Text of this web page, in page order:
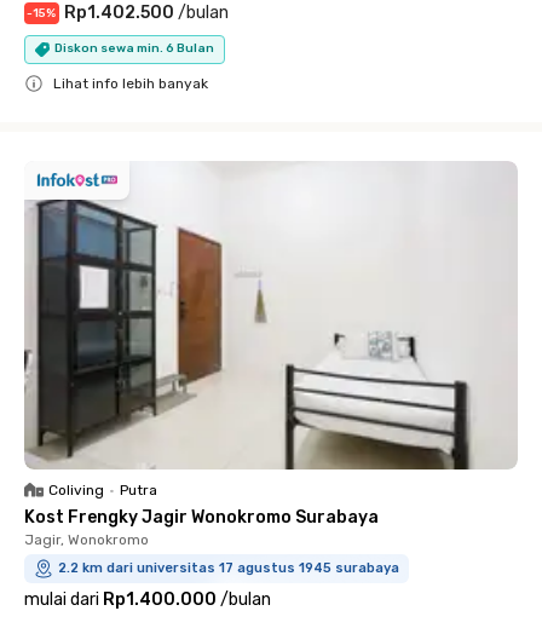
-15% Rp1.402.500 /bulan
Diskon sewa min. 6 Bulan
Lihat info lebih banyak
Coliving • Putra
Kost Frengky Jagir Wonokromo Surabaya
Jagir, Wonokromo
2.2 km dari universitas 17 agustus 1945 surabaya
mulai dari Rp1.400.000 /bulan